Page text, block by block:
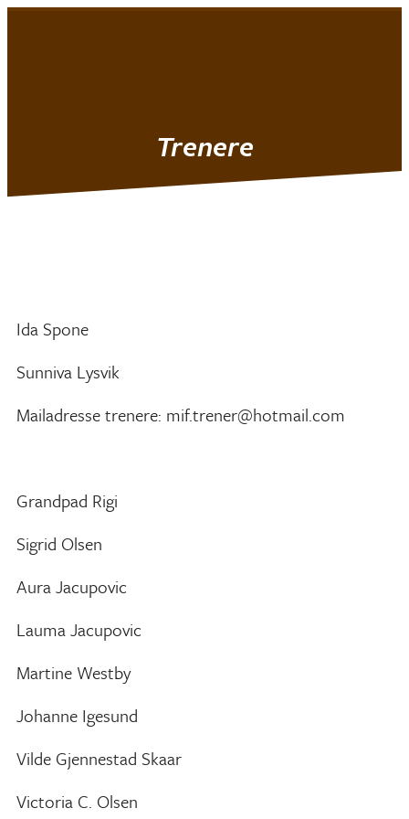
Trenere
Ida Spone
Sunniva Lysvik
Mailadresse trenere: mif.trener@hotmail.com
Grandpad Rigi
Sigrid Olsen
Aura Jacupovic
Lauma Jacupovic
Martine Westby
Johanne Igesund
Vilde Gjennestad Skaar
Victoria C. Olsen